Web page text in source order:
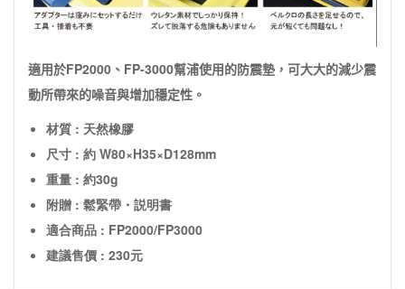
適用於FP2000、FP-3000幫浦使用的防震墊，可大大的減少震
動所帶來的噪音與增加穩定性。
材質 : 天然橡膠
尺寸 : 約 W80×H35×D128mm
重量 : 約30g
附贈 : 鬆緊帶・説明書
適合商品 : FP2000/FP3000
建議售價 : 230元